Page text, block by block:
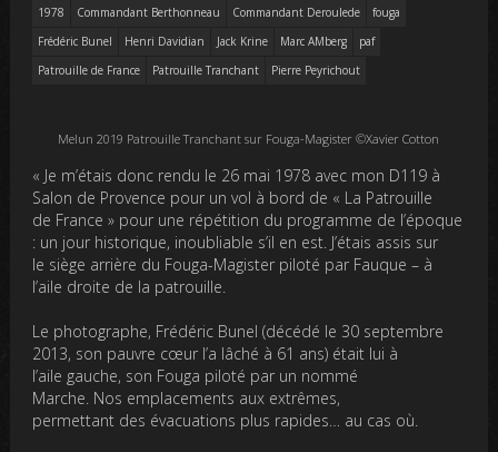
1978
Commandant Berthonneau Commandant Deroulede
fouga
Frédéric Bunel
Henri Davidian Jack Krine Marc AMberg
paf
Patrouille de France
Patrouille Tranchant Pierre Peyrichout
Melun 2019 Patrouille Tranchant sur Fouga-Magister ©Xavier Cotton
« Je m’étais donc rendu le 26 mai 1978 avec mon D119 à
Salon de Provence pour un vol à bord de « La Patrouille
de France » pour une répétition du programme de l’époque
: un jour historique, inoubliable s’il en est. J’étais assis sur
le siège arrière du Fouga-Magister piloté par Fauque – à
l’aile droite de la patrouille.
Le photographe, Frédéric Bunel (décédé le 30 septembre
2013, son pauvre cœur l’a lâché à 61 ans) était lui à
l’aile gauche, son Fouga piloté par un nommé
Marche. Nos emplacements aux extrêmes,
permettant des évacuations plus rapides… au cas où.